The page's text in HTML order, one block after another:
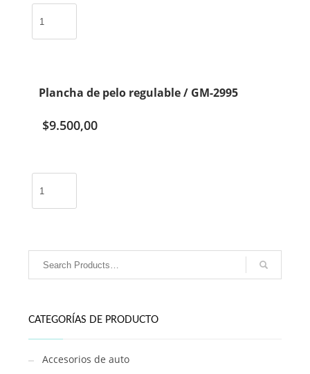
cortador
vintage
pantalla
cantidad
Plancha de pelo regulable / GM-2995
$9.500,00
pelo
CATEGORÍAS DE PRODUCTO
Accesorios de auto